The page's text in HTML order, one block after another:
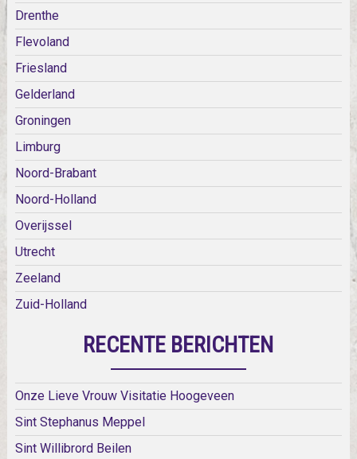
Drenthe
Flevoland
Friesland
Gelderland
Groningen
Limburg
Noord-Brabant
Noord-Holland
Overijssel
Utrecht
Zeeland
Zuid-Holland
RECENTE BERICHTEN
Onze Lieve Vrouw Visitatie Hoogeveen
Sint Stephanus Meppel
Sint Willibrord Beilen